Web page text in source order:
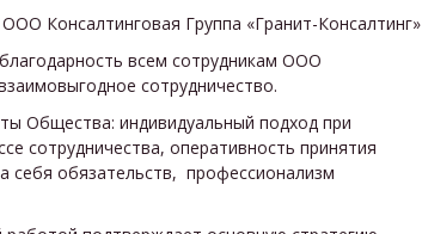
ООО Консалтинговая Группа «Гранит-Консалтинг»
всем сотрудникам ООО
сотрудничество.
Общества: индивидуальный подход при
сотрудничества, оперативность принятия
себя обязательств, профессионализм